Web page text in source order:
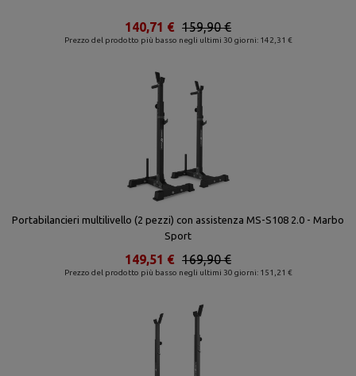
Prezzo del prodotto più basso negli ultimi 30 giorni: 142,31 €
159,90 €
140,71 €
Portabilancieri multilivello (2 pezzi) con assistenza MS-S108 2.0 - Marbo
Sport
Prezzo del prodotto più basso negli ultimi 30 giorni: 151,21 €
169,90 €
149,51 €